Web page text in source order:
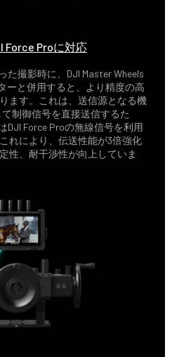
Force Proに対応
た撮影時に、DJI Master Wheels
ーと併用すると、より精度の高
ます。これは、送信源となる機
制御信号を直接送信するた
DJI Force Proの無線信号を利用
れにより、伝送性能が3倍強化
性、耐干渉性が向上していま